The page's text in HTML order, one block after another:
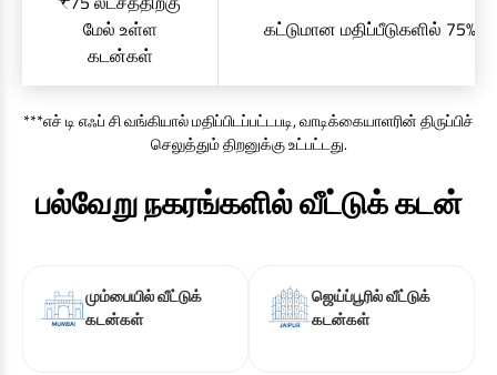
மேல் உள்ள
கடன்கள்
கட்டுமான மதிப்பீடுகளில் 75%
***எச் டி எஃப் சி வங்கியால் மதிப்பிடப்பட்டபடி, வாடிக்கையாளரின் திருப்பிச்
செலுத்தும் திறனுக்கு உட்பட்டது.
பல்வேறு நகரங்களில் வீட்டுக் கடன்
மும்பையில் வீட்டுக்
கடன்கள்
ஜெய்ப்பூரில் வீட்டுக்
கடன்கள்